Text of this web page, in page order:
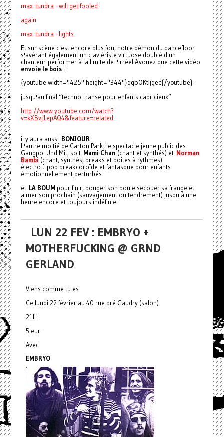
max tundra - will get fooled
again
max tundra - lights
Et sur scène c'est encore plus fou, notre démon du dancefloor
s'avérant également un claviériste virtuose doublé d'un
chanteur-performer à la limite de l'irréel.Avouez que cette vidéo
envoie le bois:
{youtube width="425" height="344"}qqbOKtIjgec{/youtube}
jusqu'au final “techno-transe pour enfants capricieux”
http://www.youtube.com/watch?
v=kXBvj1epAQ4&feature=related
il y aura aussi BONJOUR
L'autre moitié de Carton Park, le spectacle jeune public des
Gangpol Und Mit, soit Mami Chan (chant et synthés) et Norman
Bambi (chant, synthés, breaks et boîtes à rythmes).
électro-J-pop breakcoroïde et fantasque pour enfants
émotionnellement perturbés
et LA BOUM pour finir, bouger son boule secouer sa frange et
aimer son prochain (sauvagement ou tendrement) jusqu'à une
heure encore et toujours indéfinie.
LUN 22 FEV : EMBRYO +
MOTHERFUCKING @ GRND
GERLAND
Viens comme tu es
Ce lundi 22 février au 40 rue pré Gaudry (salon)
21H
5 eur
Avec:
EMBRYO